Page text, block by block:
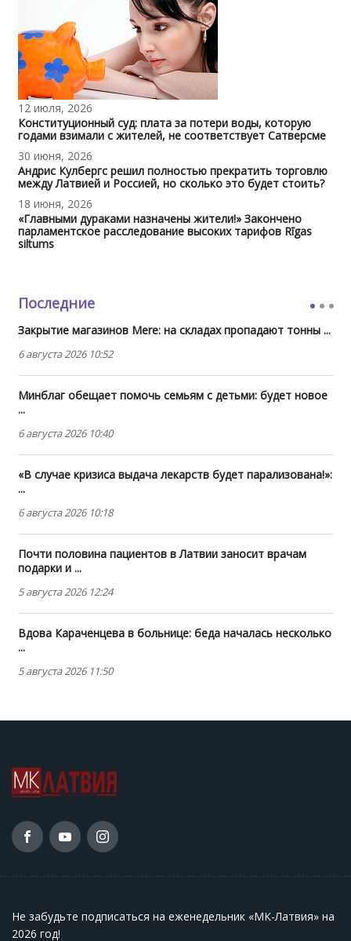
12 июля, 2026
Конституционный суд: плата за потери воды, которую
годами взимали с жителей, не соответствует Сатверсме
30 июня, 2026
Андрис Кулбергс решил полностью прекратить торговлю
между Латвией и Россией, но сколько это будет стоить?
18 июня, 2026
«Главными дураками назначены жители!» Закончено
парламентское расследование высоких тарифов Rīgas
siltums
Последние
Закрытие магазинов Mere: на складах пропадают тонны ...
6 августа 2026 10:52
Минблаг обещает помочь семьям с детьми: будет новое
...
6 августа 2026 10:40
«В случае кризиса выдача лекарств будет парализована!»:
...
6 августа 2026 10:18
Почти половина пациентов в Латвии заносит врачам
подарки и ...
5 августа 2026 12:24
Вдова Караченцева в больнице: беда началась несколько
...
5 августа 2026 11:50
Не забудьте подписаться на еженедельник «МК-Латвия» на
2026 год!